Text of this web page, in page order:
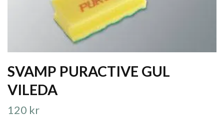
SVAMP PURACTIVE GUL
VILEDA
120 kr